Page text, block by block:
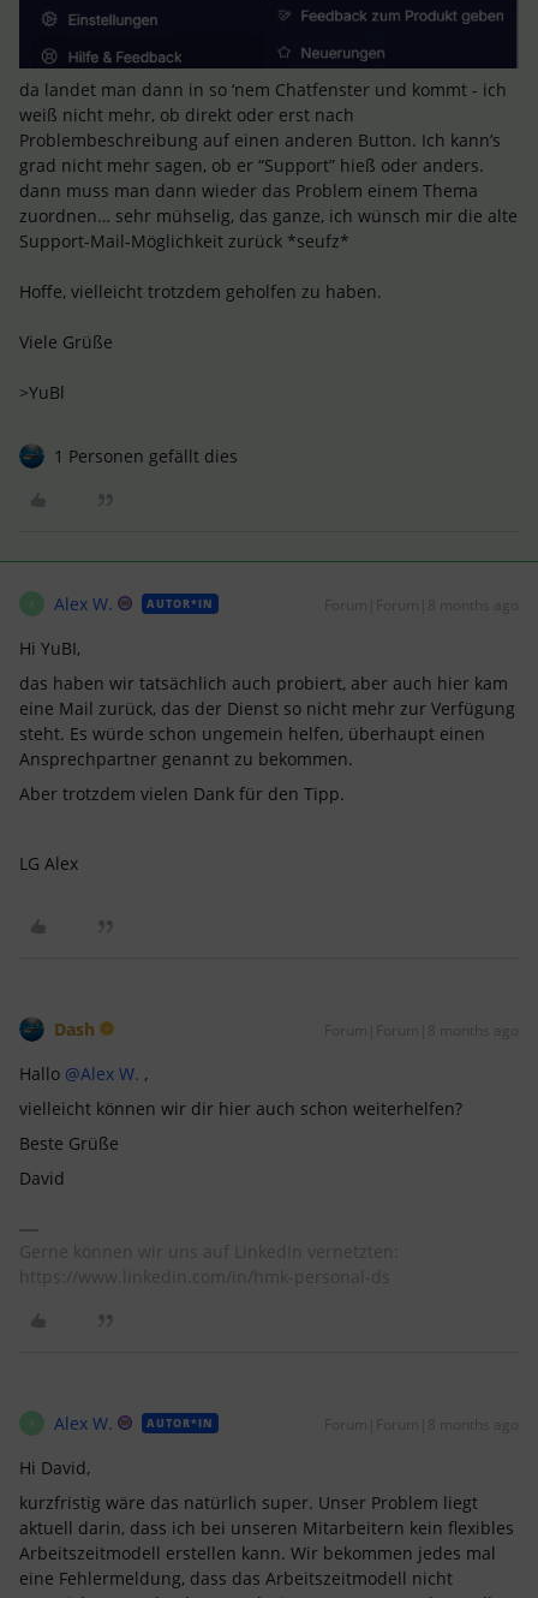
da landet man dann in so ‘nem Chatfenster und kommt - ich
weiß nicht mehr, ob direkt oder erst nach
Problembeschreibung auf einen anderen Button. Ich kann’s
grad nicht mehr sagen, ob er “Support” hieß oder anders.
dann muss man dann wieder das Problem einem Thema
zuordnen… sehr mühselig, das ganze, ich wünsch mir die alte
Support-Mail-Möglichkeit zurück *seufz*
Hoffe, vielleicht trotzdem geholfen zu haben.
Viele Grüße
>YuBl
1 Personen gefällt dies
A Alex W. AUTOR*IN Forum|Forum|8 months ago
Hi YuBI,
das haben wir tatsächlich auch probiert, aber auch hier kam
eine Mail zurück, das der Dienst so nicht mehr zur Verfügung
steht. Es würde schon ungemein helfen, überhaupt einen
Ansprechpartner genannt zu bekommen.
Aber trotzdem vielen Dank für den Tipp.
LG Alex
Dash Forum|Forum|8 months ago
Hallo ​ @Alex W. ,
vielleicht können wir dir hier auch schon weiterhelfen?
Beste Grüße
David
Gerne können wir uns auf LinkedIn vernetzten:
https://www.linkedin.com/in/hmk-personal-ds
A Alex W. AUTOR*IN Forum|Forum|8 months ago
Hi David,
kurzfristig wäre das natürlich super. Unser Problem liegt
aktuell darin, dass ich bei unseren Mitarbeitern kein flexibles
Arbeitszeitmodell erstellen kann. Wir bekommen jedes mal
eine Fehlermeldung, dass das Arbeitszeitmodell nicht